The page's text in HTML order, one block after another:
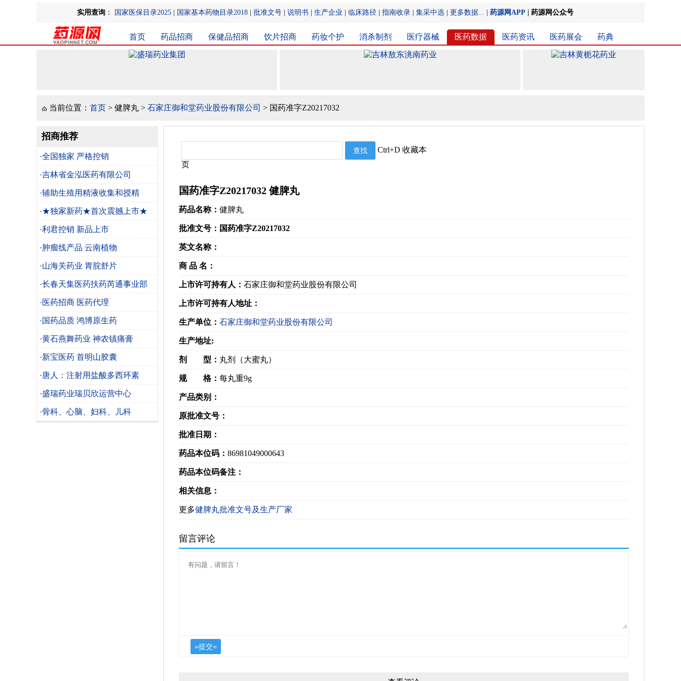
实用查询 ： 国家医保目录2025 国家基本药物目录2018 批准文号 说明书 生产企业 临床路径 指南收录 集采中选 更多数据... 药源网APP 药源网公众号
首页 药品招商 保健品招商 饮片招商 药妆个护 消杀制剂 医疗器械 医药数据 医药资讯 医药展会 药典
当前位置： 首页 > 健脾丸 > 石家庄御和堂药业股份有限公司 > 国药准字Z20217032
招商推荐
·全国独家 严格控销
·吉林省金泓医药有限公司
·辅助生殖用精液收集和授精
·★独家新药★首次震撼上市★
·利君控销 新品上市
·肿瘤线产品 云南植物
·山海关药业 胃脘舒片
·长春天集医药扶药芮通事业部
·医药招商 医药代理
·国药品质 鸿博原生药
·黄石燕舞药业 神农镇痛膏
·新宝医药 首明山胶囊
·唐人：注射用盐酸多西环素
·盛瑞药业瑞贝欣运营中心
·骨科、心脑、妇科、儿科
Ctrl+D 收藏本
页
国药准字Z20217032 健脾丸
药品名称： 健脾丸
批准文号： 国药准字Z20217032
英文名称：
商 品 名：
上市许可持有人： 石家庄御和堂药业股份有限公司
上市许可持有人地址：
生产单位： 石家庄御和堂药业股份有限公司
生产地址:
剂 型： 丸剂（大蜜丸）
规 格： 每丸重9g
产品类别：
原批准文号：
批准日期：
药品本位码： 86981049000643
药品本位码备注：
相关信息：
更多健脾丸批准文号及生产厂家
留言评论